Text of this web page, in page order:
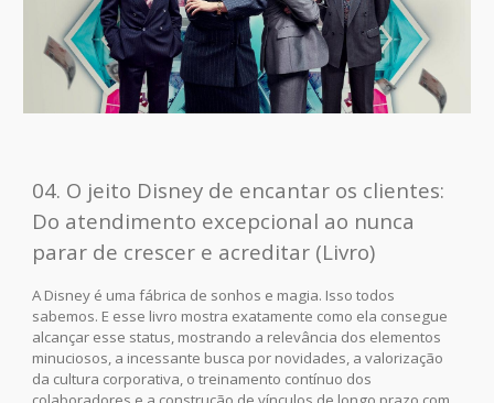
04. O jeito Disney de encantar os clientes:
Do atendimento excepcional ao nunca
parar de crescer e acreditar (Livro)
A Disney é uma fábrica de sonhos e magia. Isso todos
sabemos. E esse livro mostra exatamente como ela consegue
alcançar esse status, mostrando a relevância dos elementos
minuciosos, a incessante busca por novidades, a valorização
da cultura corporativa, o treinamento contínuo dos